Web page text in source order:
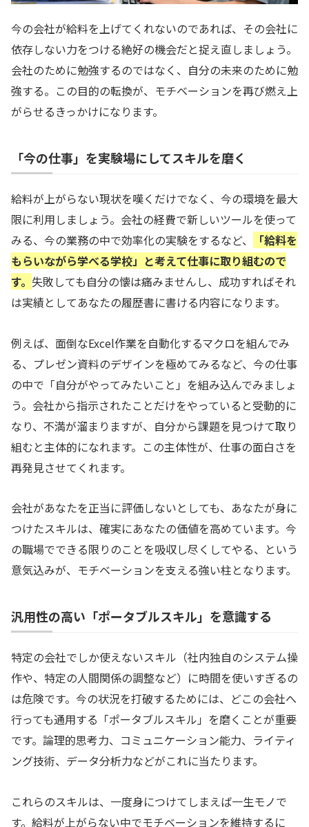
今の会社が給料を上げてくれないのであれば、その会社に
依存しない力をつける絶好の機会だと捉え直しましょう。
会社のために勉強するのではなく、自分の未来のために勉
強する。この目的の転換が、モチベーションを再び燃え上
がらせるきっかけになります。
「今の仕事」を実験場にしてスキルを磨く
給料が上がらない現状を嘆くだけでなく、今の環境を最大
限に利用しましょう。会社の経費で新しいツールを使って
みる、今の業務の中で効率化の実験をするなど、
「給料を
もらいながら学べる学校」と考えて仕事に取り組むので
す。 失敗しても自分の懐は痛みませんし、成功すればそれ
は実績としてあなたの履歴書に書ける内容になります。
例えば、面倒なExcel作業を自動化するマクロを組んでみ
る、プレゼン資料のデザインを極めてみるなど、今の仕事
の中で「自分がやってみたいこと」を組み込んでみましょ
う。会社から指示されたことだけをやっていると受動的に
なり、不満が溜まりますが、自分から課題を見つけて取り
組むと主体的になれます。この主体性が、仕事の面白さを
再発見させてくれます。
会社があなたを正当に評価しないとしても、あなたが身に
つけたスキルは、確実にあなたの価値を高めています。今
の職場でできる限りのことを吸収し尽くしてやる、という
意気込みが、モチベーションを支える強い柱となります。
汎用性の高い「ポータブルスキル」を意識する
特定の会社でしか使えないスキル（社内独自のシステム操
作や、特定の人間関係の調整など）に時間を使いすぎるの
は危険です。今の状況を打破するためには、どこの会社へ
行っても通用する「ポータブルスキル」を磨くことが重要
です。論理的思考力、コミュニケーション能力、ライティ
ング技術、データ分析力などがこれに当たります。
これらのスキルは、一度身につけてしまえば一生モノで
す。給料が上がらない中でモチベーションを維持するに